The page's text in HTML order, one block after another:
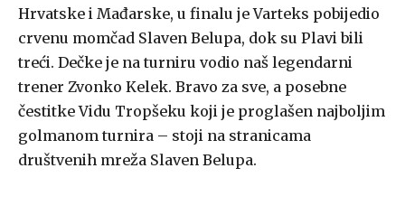
Hrvatske i Mađarske, u finalu je Varteks pobijedio
crvenu momčad Slaven Belupa, dok su Plavi bili
treći. Dečke je na turniru vodio naš legendarni
trener Zvonko Kelek. Bravo za sve, a posebne
čestitke Vidu Tropšeku koji je proglašen najboljim
golmanom turnira – stoji na stranicama
društvenih mreža Slaven Belupa.